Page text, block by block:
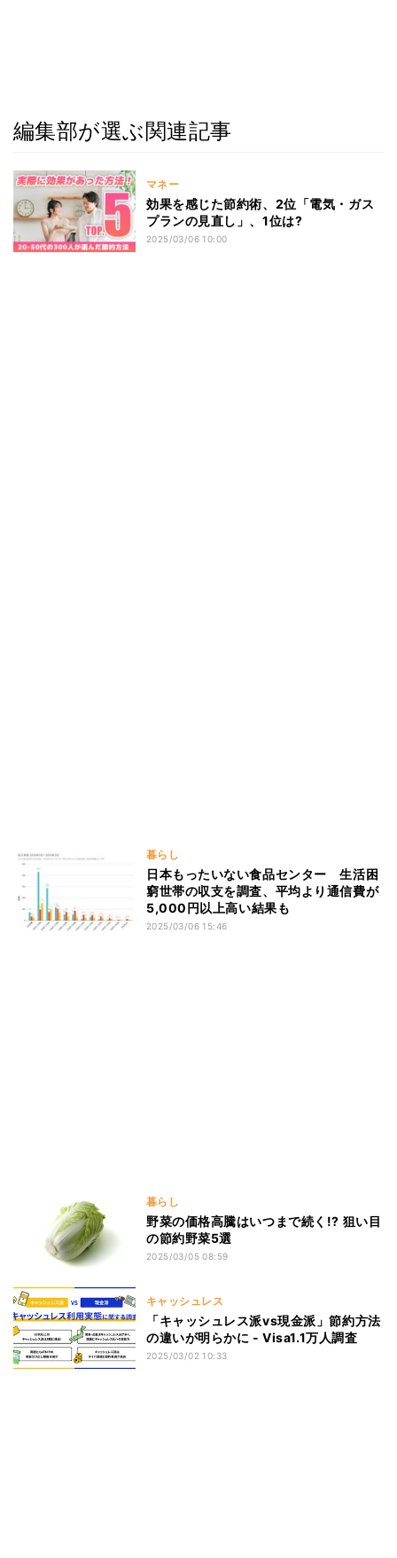
編集部が選ぶ関連記事
マネー
効果を感じた節約術、2位「電気・ガス
プランの見直し」、1位は?
2025/03/06 10:00
暮らし
日本もったいない食品センター 生活困
窮世帯の収支を調査、平均より通信費が
5,000円以上高い結果も
2025/03/06 15:46
暮らし
野菜の価格高騰はいつまで続く!? 狙い目
の節約野菜5選
2025/03/05 08:59
キャッシュレス
「キャッシュレス派vs現金派」節約方法
の違いが明らかに - Visa1.1万人調査
2025/03/02 10:33